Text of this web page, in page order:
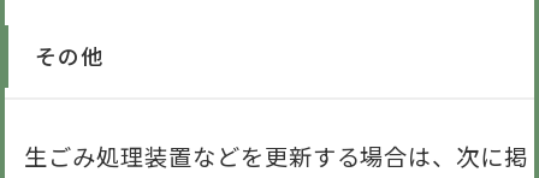
その他
生ごみ処理装置などを更新する場合は、次に掲